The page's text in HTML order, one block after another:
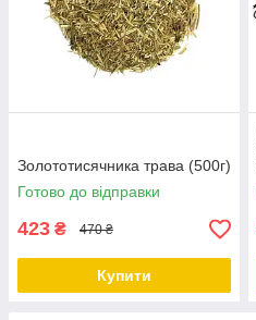
Золототисячника трава (500г)
Готово до відправки
423 ₴ 470 ₴
Купити